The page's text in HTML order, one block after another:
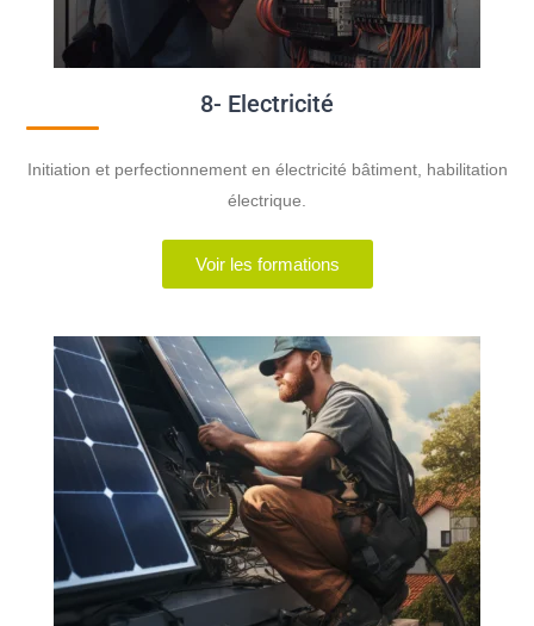
8- Electricité
Initiation et perfectionnement en électricité bâtiment, habilitation
électrique.
Voir les formations